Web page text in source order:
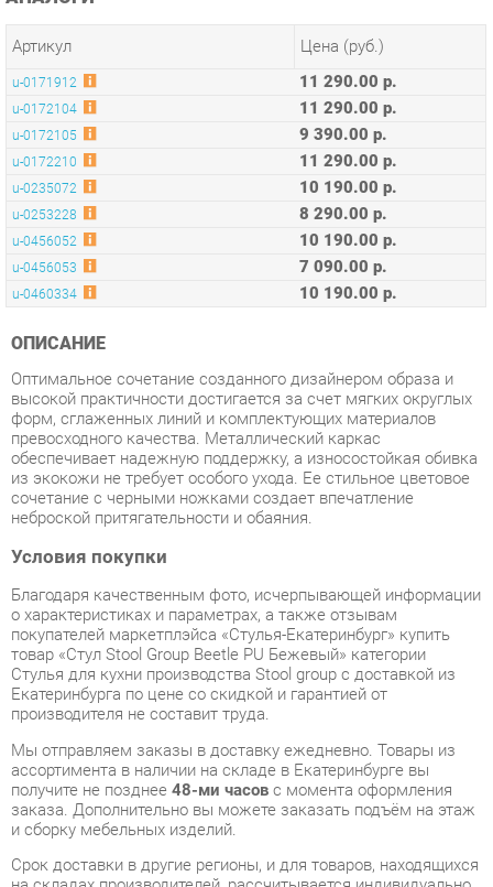
u-0172104 11 290.00 р.
u-0172210 11 290.00 р.
u-0235072 10 190.00 р.
u-0253228 8 290.00 р.
u-0456052 10 190.00 р.
u-0456053 7 090.00 р.
u-0460334 10 190.00 р.
ОПИСАНИЕ
Оптимальное сочетание созданного дизайнером образа и
форм, сглаженных линий и комплектующих материалов
обеспечивает надежную поддержку, а износостойкая обивка
из экокожи не требует особого ухода. Ее стильное цветовое
сочетание с черными ножками создает впечатление
неброской притягательности и обаяния.
Условия покупки
Благодаря качественным фото, исчерпывающей информации
о характеристиках и параметрах, а также отзывам
покупателей маркетплэйса «Стулья-Екатеринбург» купить
товар «Стул Stool Group Beetle PU Бежевый» категории
Стулья для кухни производства Stool group с доставкой из
Екатеринбурга по цене со скидкой и гарантией от
производителя не составит труда.
Мы отправляем заказы в доставку ежедневно. Товары из
ассортимента в наличии на складе в Екатеринбурге вы
получите не позднее48-ми часовс момента оформления
заказа. Дополнительно вы можете заказать подъём на этаж
Срок доставки в другие регионы, и для товаров, находящихся
на складах производителей, рассчитывается индивидуально.
Уточнить наличие, срок и стоимость доставки вы можете
через формуобратной связи.
В любой момент до передачи заказа в доставку, а также в
течение 7-ми дней после получения заказа вы можете